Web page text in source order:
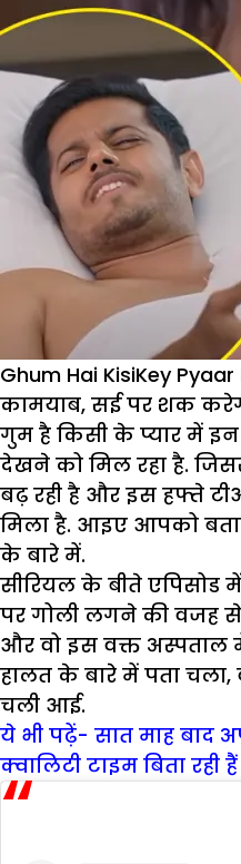
होने
से
पहले
ही
खत्म
होगी
विराट
और
सई
की
लव
स्टोरी
Ghum Hai KisiKey
कामयाब, सई पर शक
गुम है किसी के प्यार में इन
देखने को मिल रहा है.
बढ़ रही है और इस हफ्ते
मिला है. आइए आपको
के बारे में.
सीरियल के बीते एपिसोड
पर गोली लगने की वजह
और वो इस वक्त अस्पताल
हालत के बारे में पता चला,
चली आई.
ये भी पढ़ें- सात माह बाद
क्वालिटी टाइम बिता रही